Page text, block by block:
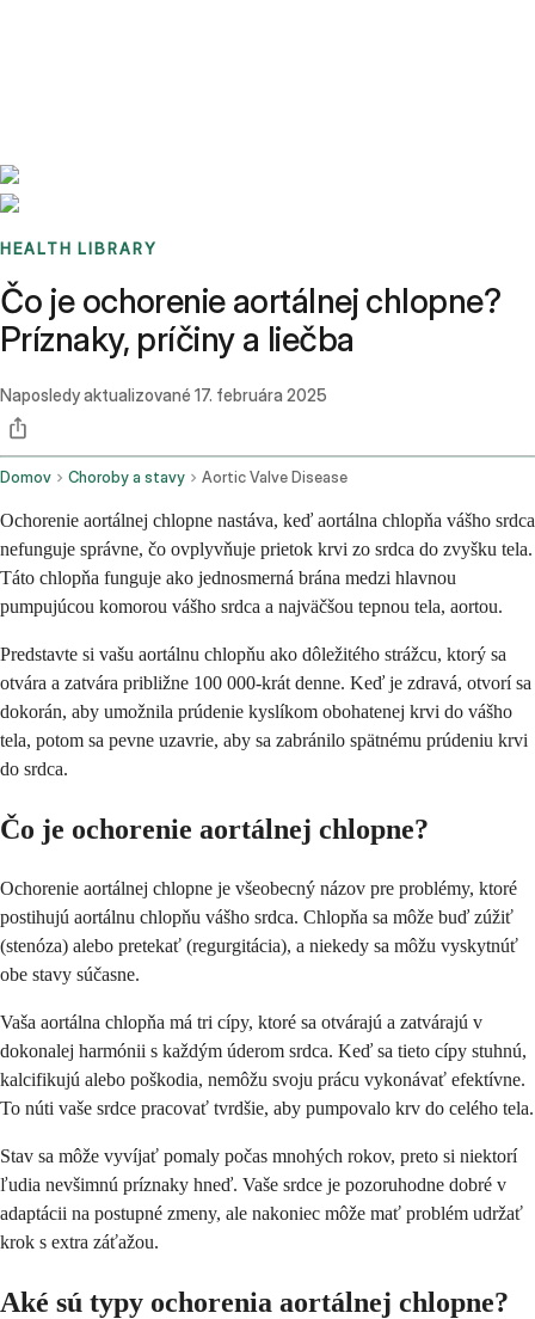
HEALTH LIBRARY
Čo je ochorenie aortálnej chlopne?
Príznaky, príčiny a liečba
Naposledy aktualizované 17. februára 2025
Domov Choroby a stavy Aortic Valve Disease
Ochorenie aortálnej chlopne nastáva, keď aortálna chlopňa vášho srdca
nefunguje správne, čo ovplyvňuje prietok krvi zo srdca do zvyšku tela.
Táto chlopňa funguje ako jednosmerná brána medzi hlavnou
pumpujúcou komorou vášho srdca a najväčšou tepnou tela, aortou.
Predstavte si vašu aortálnu chlopňu ako dôležitého strážcu, ktorý sa
otvára a zatvára približne 100 000-krát denne. Keď je zdravá, otvorí sa
dokorán, aby umožnila prúdenie kyslíkom obohatenej krvi do vášho
tela, potom sa pevne uzavrie, aby sa zabránilo spätnému prúdeniu krvi
do srdca.
Čo je ochorenie aortálnej chlopne?
Ochorenie aortálnej chlopne je všeobecný názov pre problémy, ktoré
postihujú aortálnu chlopňu vášho srdca. Chlopňa sa môže buď zúžiť
(stenóza) alebo pretekať (regurgitácia), a niekedy sa môžu vyskytnúť
obe stavy súčasne.
Vaša aortálna chlopňa má tri cípy, ktoré sa otvárajú a zatvárajú v
dokonalej harmónii s každým úderom srdca. Keď sa tieto cípy stuhnú,
kalcifikujú alebo poškodia, nemôžu svoju prácu vykonávať efektívne.
To núti vaše srdce pracovať tvrdšie, aby pumpovalo krv do celého tela.
Stav sa môže vyvíjať pomaly počas mnohých rokov, preto si niektorí
ľudia nevšimnú príznaky hneď. Vaše srdce je pozoruhodne dobré v
adaptácii na postupné zmeny, ale nakoniec môže mať problém udržať
krok s extra záťažou.
Aké sú typy ochorenia aortálnej chlopne?